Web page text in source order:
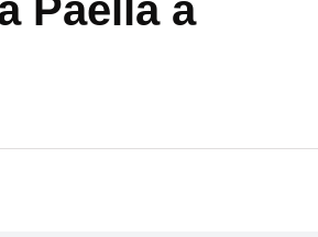
Paella a